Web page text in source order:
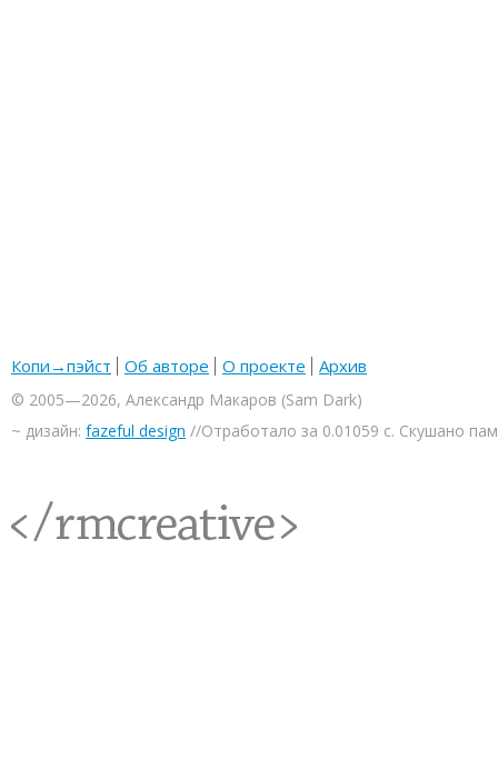
Копи→пэйст Об авторе О проекте Архив
© 2005—2026, Александр Макаров (Sam Dark)
~ дизайн: fazeful design //Отработало за 0.01059 с. Скушано
<rmcreative/>